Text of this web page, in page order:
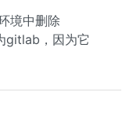
境中删除
gitlab，因为它